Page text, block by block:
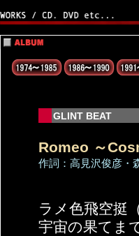
GLINT BEAT
Romeo ～
作詞：高見沢俊彦・
ラメ色飛空挺
宇宙の果て